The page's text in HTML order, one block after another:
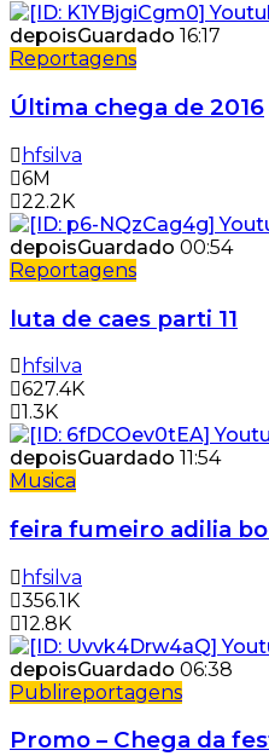
depoisGuardado 16:17
Reportagens
Última chega de 2016
hfsilva
6M
22.2K
depoisGuardado 00:54
Reportagens
luta de caes parti 11
hfsilva
627.4K
1.3K
depoisGuardado 11:54
Musica
feira fumeiro adilia
hfsilva
356.1K
12.8K
depoisGuardado 06:38
Publireportagens
Promo – Chega da